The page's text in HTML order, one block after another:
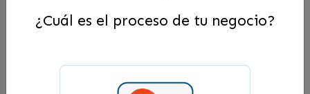
Curso: Diseña tu modelo de
¿Cuál es el proceso de tu negocio?